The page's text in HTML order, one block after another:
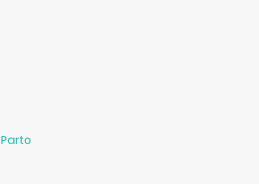
Parto